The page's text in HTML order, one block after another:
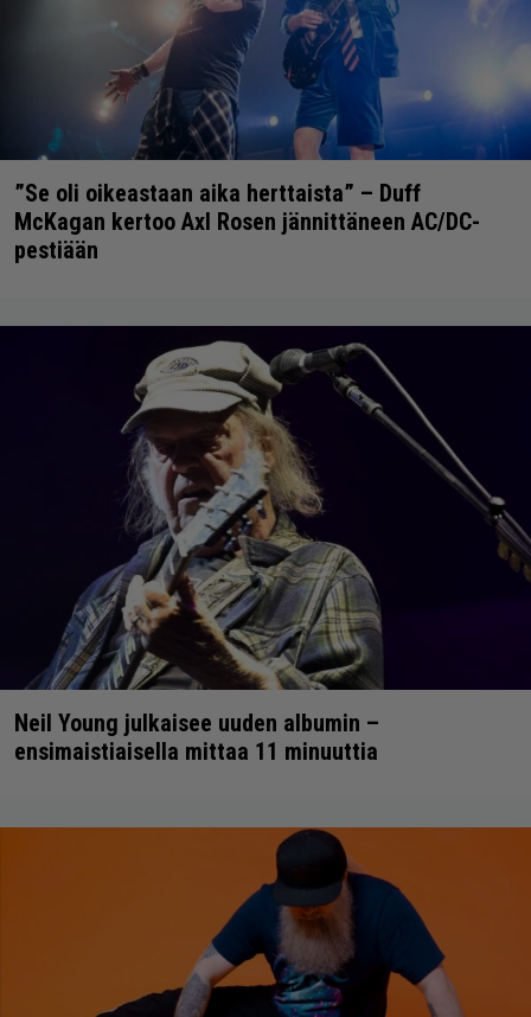
”Se oli oikeastaan aika herttaista” – Duff
McKagan kertoo Axl Rosen jännittäneen AC/DC-
pestiään
Neil Young julkaisee uuden albumin –
ensimaistiaisella mittaa 11 minuuttia